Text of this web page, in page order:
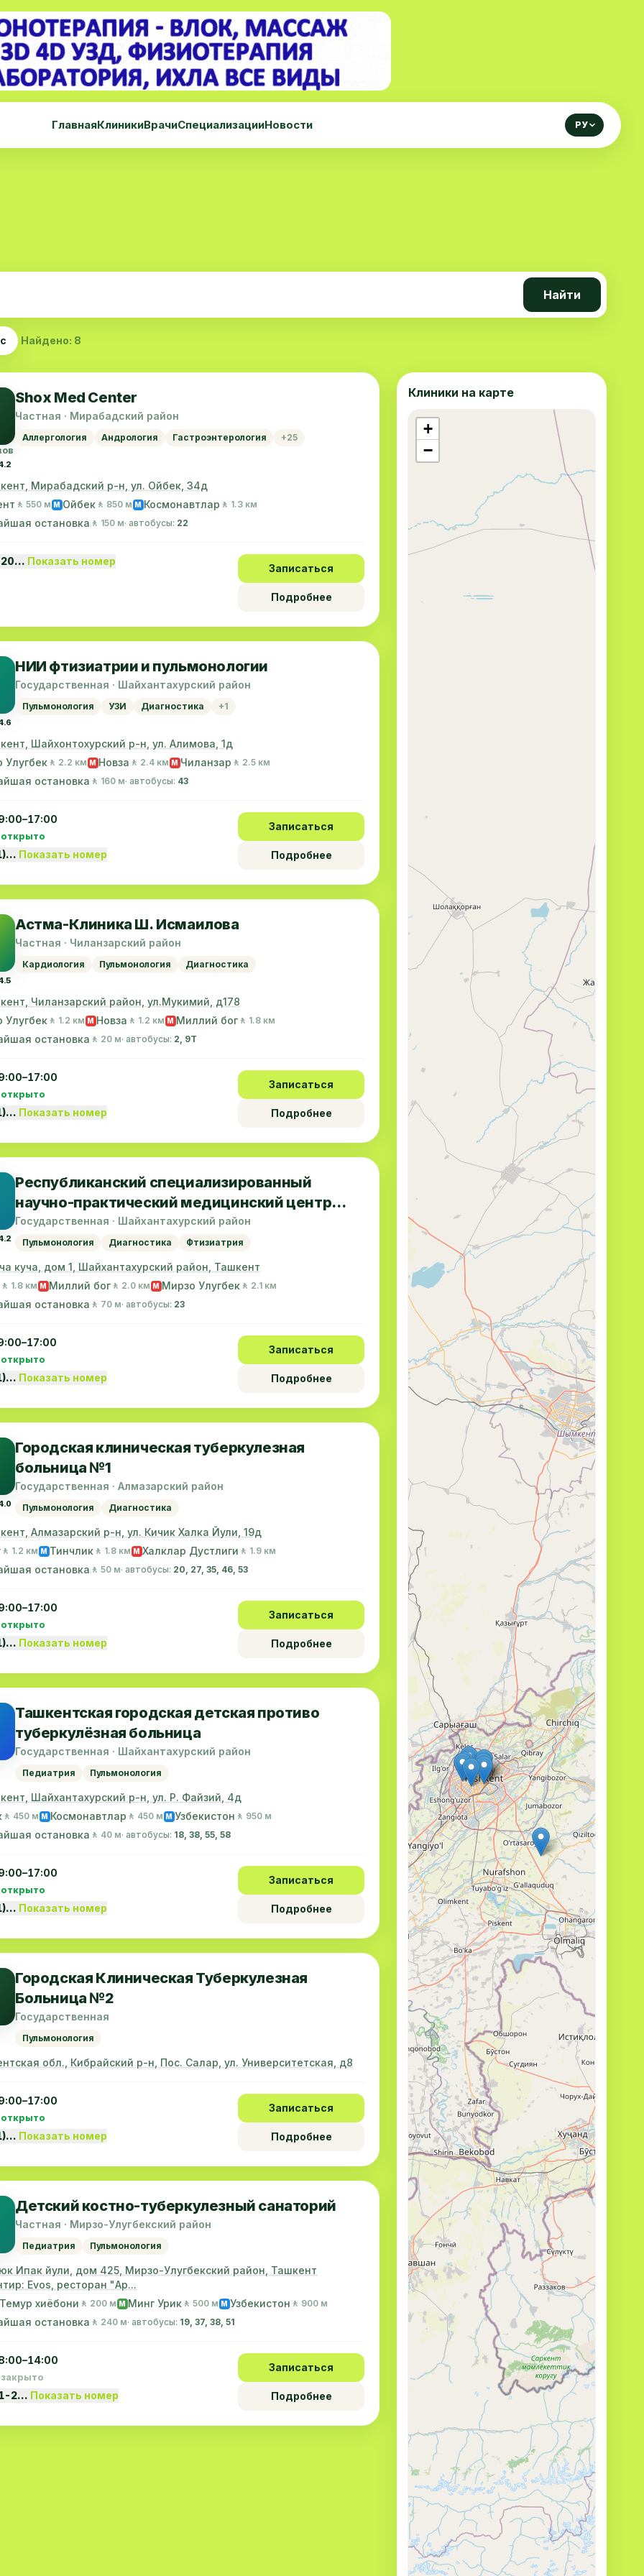
ГлавнаяКлиникиВрачиСпециализацииНовости РУ
Найти
Найдено: 8
Shox Med Center
Частная · Мирабадский район
Аллергология Андрология Гастроэнтерология +25
Мирабадский р-н, ул. Ойбек, 34д
🚶 550 м M Ойбек 🚶 850 м M Космонавтлар 🚶 1.3 км
остановка 🚶 150 м· автобусы: 22
20… Показать номер
Записаться
Подробнее
НИИ фтизиатрии и пульмонологии
Государственная · Шайхантахурский район
Пульмонология УЗИ Диагностика +1
Шайхонтохурский р-н, ул. Алимова, 1д
Улугбек 🚶 2.2 км M Новза 🚶 2.4 км M Чиланзар 🚶 2.5 км
остановка 🚶 160 м· автобусы: 43
открыто
Показать номер
Записаться
Подробнее
Астма-Клиника Ш. Исмаилова
Частная · Чиланзарский район
Кардиология Пульмонология Диагностика
Чиланзарский район, ул.Мукимий, д178
Улугбек 🚶 1.2 км M Новза 🚶 1.2 км M Миллий бог 🚶 1.8 км
остановка 🚶 20 м· автобусы: 2, 9Т
открыто
Показать номер
Записаться
Подробнее
Республиканский специализированный
научно-практический медицинский центр
фтизиатрии и пульмонологии
Государственная · Шайхантахурский район
Пульмонология Диагностика Фтизиатрия
куча, дом 1, Шайхантахурский район, Ташкент
🚶 1.8 км M Миллий бог 🚶 2.0 км M Мирзо Улугбек 🚶 2.1 км
остановка 🚶 70 м· автобусы: 23
открыто
Показать номер
Записаться
Подробнее
Городская клиническая туберкулезная
больница №1
Государственная · Алмазарский район
Пульмонология Диагностика
Алмазарский р-н, ул. Кичик Халка Йули, 19д
🚶 1.2 км M Тинчлик 🚶 1.8 км M Халклар Дустлиги 🚶 1.9 км
остановка 🚶 50 м· автобусы: 20, 27, 35, 46, 53
открыто
Показать номер
Записаться
Подробнее
Ташкентская городская детская противо
туберкулёзная больница
Государственная · Шайхантахурский район
Педиатрия Пульмонология
Шайхантахурский р-н, ул. Р. Файзий, 4д
🚶 450 м M Космонавтлар 🚶 450 м M Узбекистон 🚶 950 м
остановка 🚶 40 м· автобусы: 18, 38, 55, 58
открыто
Показать номер
Записаться
Подробнее
Городская Клиническая Туберкулезная
Больница №2
Государственная
Пульмонология
обл., Кибрайский р-н, Пос. Салар, ул. Университетская, д8
открыто
Показать номер
Записаться
Подробнее
Детский костно-туберкулезный санаторий
Частная · Мирзо-Улугбекский район
Педиатрия Пульмонология
Ипак йули, дом 425, Мирзо-Улугбекский район, Ташкент
Evos, ресторан "Ар...
хиёбони 🚶 200 м M Минг Урик 🚶 500 м M Узбекистон 🚶 900 м
остановка 🚶 240 м· автобусы: 19, 37, 38, 51
2… Показать номер
Записаться
Подробнее
Клиники на карте
+
−